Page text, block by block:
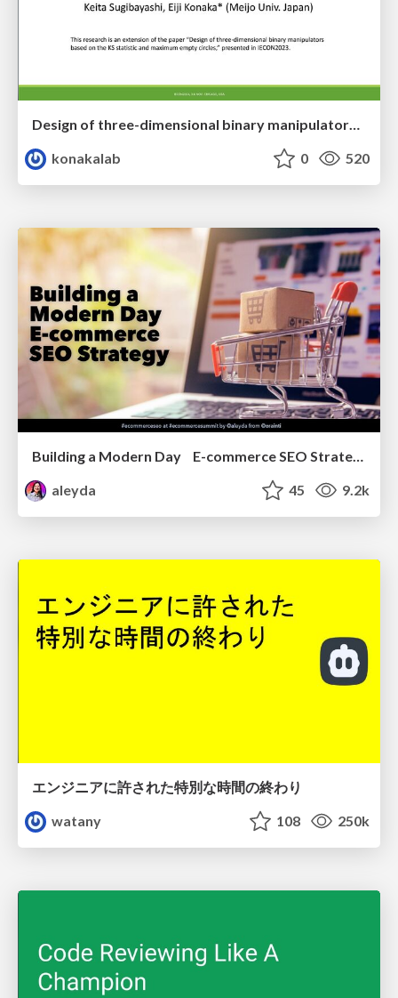
Design of three-dimensional binary manipulators for pick-and-place task avoiding obstacles (IECON2024)
konakalab
0 520
aleyda
45 9.2k
エンジニアに許された特別な時間の終わり
watany
108 250k